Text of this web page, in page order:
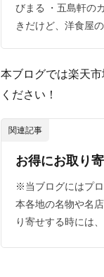
びまる ・五島軒の
きだけど、洋食屋
本ブログでは楽天
ください！
関連記事
お得にお取り
※当ブログにはプ
本各地の名物や名
り寄せする時には